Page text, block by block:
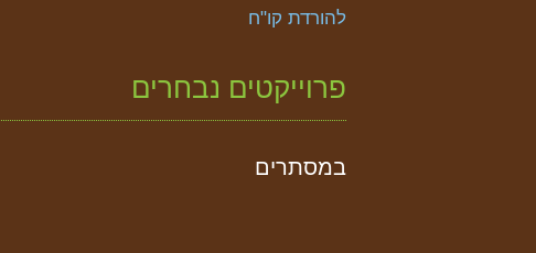
להורדת קו"ח
פרוייקטים נבחרים
במסתרים